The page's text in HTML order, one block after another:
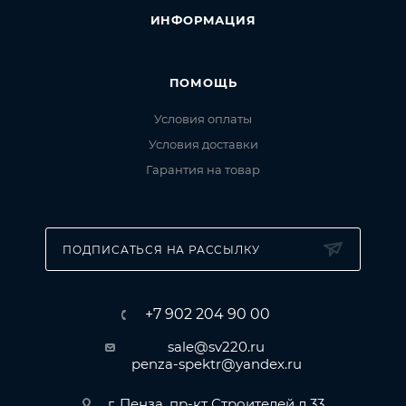
средах, в соответствии с ГОСТ 15150-69.
ИНФОРМАЦИЯ
ПОМОЩЬ
Условия оплаты
Условия доставки
Гарантия на товар
ПОДПИСАТЬСЯ НА РАССЫЛКУ
+7 902 204 90 00
sale@sv220.ru
penza-spektr@yandex.ru